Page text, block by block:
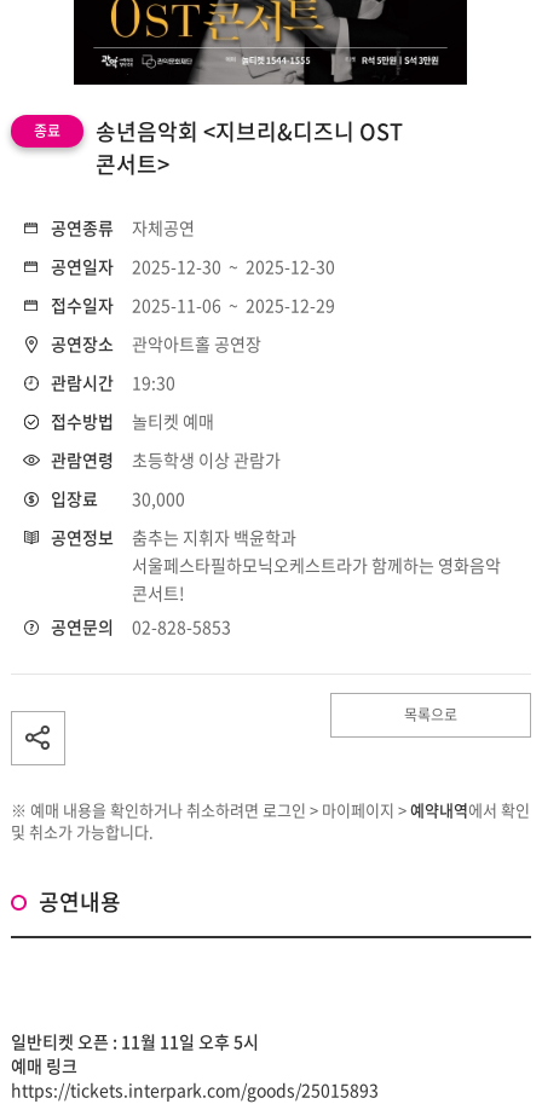
종료
송년음악회 <지브리&디즈니 OST
콘서트>
공연종류
자체공연
공연일자
2025-12-30 ~ 2025-12-30
접수일자
2025-11-06 ~ 2025-12-29
공연장소
관악아트홀 공연장
관람시간
19:30
접수방법
놀티켓 예매
관람연령
초등학생 이상 관람가
입장료
30,000
공연정보
춤추는 지휘자 백윤학과
서울페스타필하모닉오케스트라가 함께하는 영화음악
콘서트!
공연문의
02-828-5853
목록으로
※ 예매 내용을 확인하거나 취소하려면 로그인 > 마이페이지 >예약내역에서 확인
및 취소가 가능합니다.
공연내용
일반티켓 오픈 : 11월 11일 오후 5시
예매 링크
https://tickets.interpark.com/goods/25015893